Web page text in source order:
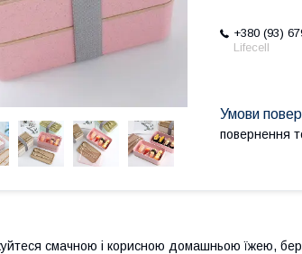
+380 (93)
Lifecell
повернення
смачною і корисною домашньою їжею,